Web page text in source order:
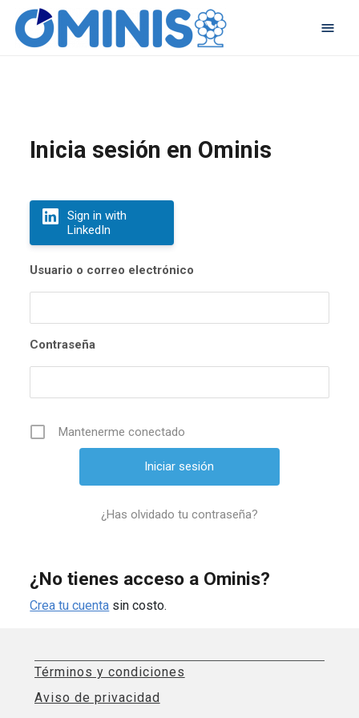
Inicia sesión en Ominis
Sign in with
LinkedIn
Usuario o correo electrónico
Contraseña
Mantenerme conectado
¿Has olvidado tu contraseña?
¿No tienes acceso a Ominis?
Crea tu cuenta sin costo.
Términos y condiciones
Aviso de privacidad